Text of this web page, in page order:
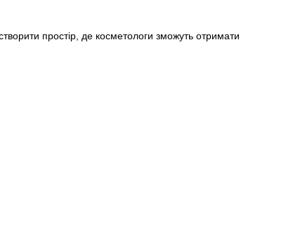
простір, де косметологи зможуть отримати